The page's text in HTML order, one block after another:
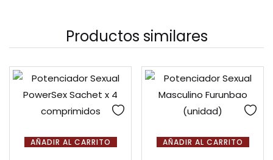
Productos similares
AÑADIR AL CARRITO AÑADIR AL CARRITO